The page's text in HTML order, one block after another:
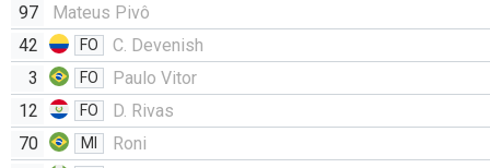
97
Mateus Pivô
42
FO
C. Devenish
3
FO
Paulo Vitor
12
FO
D. Rivas
70
MI
Roni